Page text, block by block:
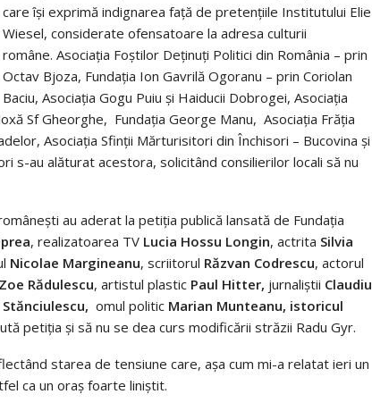
care îşi exprimă indignarea faţă de pretenţiile Institutului Elie
Wiesel, considerate ofensatoare la adresa culturii
române. Asociaţia Foştilor Deţinuţi Politici din România – prin
Octav Bjoza, Fundaţia Ion Gavrilă Ogoranu – prin Coriolan
Baciu, Asociaţia Gogu Puiu şi Haiducii Dobrogei, Asociaţia
Sf Gheorghe, Fundaţia George Manu, Asociaţia Frăţia
Asociația Sfinții Mărturisitori din Închisori – Bucovina şi
s-au alăturat acestora, solicitând consilierilor locali să nu
au aderat la petiţia publică lansată de Fundaţia
, realizatoarea TV Lucia Hossu Longin, actrita Silvia
Nicolae Margineanu, scriitorul Răzvan Codrescu, actorul
Zoe Rădulescu, artistul plastic Paul Hitter, jurnaliştii Claudiu
omul politic Marian Munteanu, istoricul
petiţia şi să nu se dea curs modificării străzii Radu Gyr.
starea de tensiune care, aşa cum mi-a relatat ieri un
ca un oraş foarte liniştit.